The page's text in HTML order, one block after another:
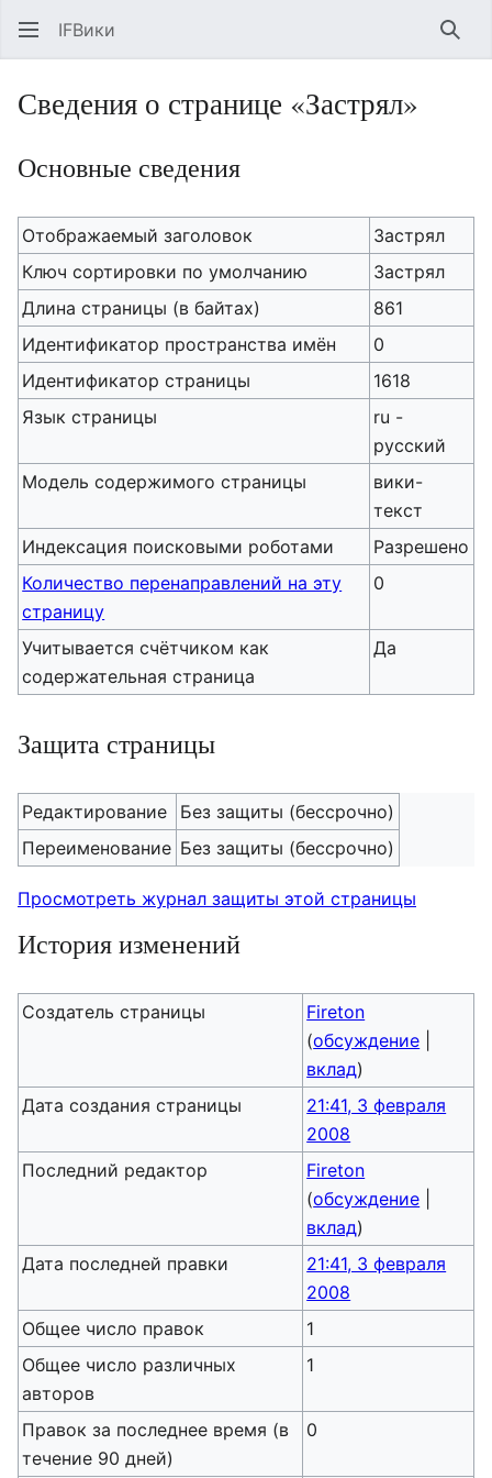
IFВики
Сведения о странице «Застрял»
Основные сведения
Отображаемый заголовок
Застрял
Ключ сортировки по умолчанию
Застрял
Длина страницы (в байтах)
861
Идентификатор пространства имён
0
Идентификатор страницы
1618
Язык страницы
ru -
русский
Модель содержимого страницы
вики-
текст
Индексация поисковыми роботами
Разрешено
Количество перенаправлений на эту
страницу
0
Учитывается счётчиком как
содержательная страница
Да
Защита страницы
Редактирование
Без защиты (бессрочно)
Переименование Без защиты (бессрочно)
Просмотреть журнал защиты этой страницы
История изменений
Создатель страницы
Fireton
(обсуждение
вклад)
Дата создания страницы
21:41, 3 февраля
2008
Последний редактор
Fireton
(обсуждение
вклад)
Дата последней правки
21:41, 3 февраля
2008
Общее число правок
1
Общее число различных
авторов
1
Правок за последнее время (в
течение 90 дней)
0